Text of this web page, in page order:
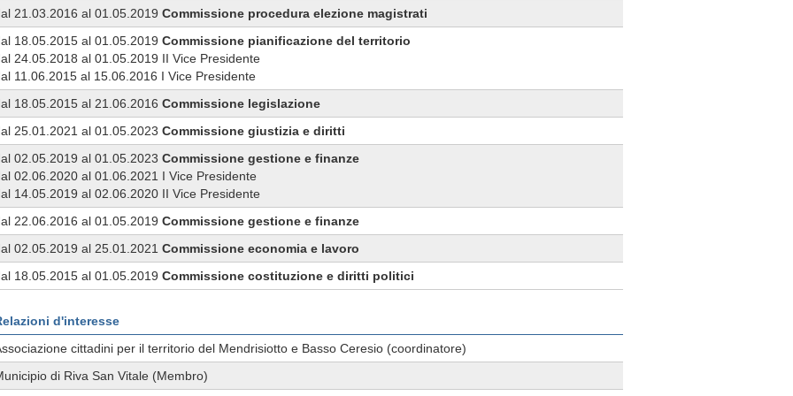
21.03.2016 al 01.05.2019 Commissione procedura elezione magistrati
18.05.2015 al 01.05.2019 Commissione pianificazione del territorio
24.05.2018 al 01.05.2019 II Vice Presidente
11.06.2015 al 15.06.2016 I Vice Presidente
18.05.2015 al 21.06.2016 Commissione legislazione
25.01.2021 al 01.05.2023 Commissione giustizia e diritti
02.05.2019 al 01.05.2023 Commissione gestione e finanze
02.06.2020 al 01.06.2021 I Vice Presidente
14.05.2019 al 02.06.2020 II Vice Presidente
22.06.2016 al 01.05.2019 Commissione gestione e finanze
02.05.2019 al 25.01.2021 Commissione economia e lavoro
18.05.2015 al 01.05.2019 Commissione costituzione e diritti politici
d'interesse
cittadini per il territorio del Mendrisiotto e Basso Ceresio (coordinatore)
di Riva San Vitale (Membro)